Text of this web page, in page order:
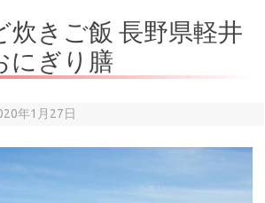
炊きご飯 長野県軽井
にぎり膳
年1月27日